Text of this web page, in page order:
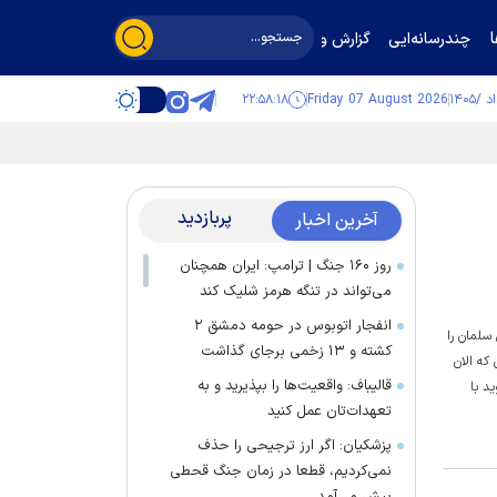
چندرسانه‌ایی گزارش و گفت‌وگو
Friday 07 August 2026 ۲۲:۵۸:۱۹
را
الان
با
آخرین اخبار پربازدید
روز ۱۶۰ جنگ | ترامپ: ایران همچنان
می‌تواند در تنگه هرمز شلیک کند
انفجار اتوبوس در حومه دمشق ۲
کشته و ۱۳ زخمی برجای گذاشت
قالیباف: واقعیت‌ها را بپذیرید و به
تعهدات‌تان عمل کنید
پزشکیان: اگر ارز ترجیحی را حذف
نمی‌کردیم، قطعا در زمان جنگ قحطی